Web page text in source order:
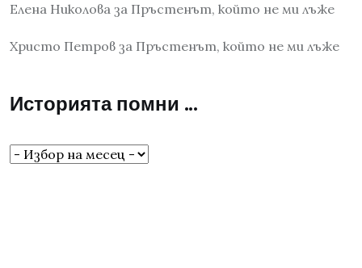
Елена Николова за Пръстенът, който не ми лъже
Христо Петров за Пръстенът, който не ми лъже
Историята помни …
Историята